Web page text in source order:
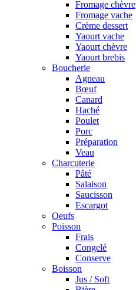
Fromage chèvre
Fromage vache
Crème dessert
Yaourt vache
Yaourt chèvre
Yaourt brebis
Boucherie
Agneau
Bœuf
Canard
Haché
Poulet
Porc
Préparation
Veau
Charcuterie
Pâté
Salaison
Saucisson
Escargot
Oeufs
Poisson
Frais
Congelé
Conserve
Boisson
Jus / Soft